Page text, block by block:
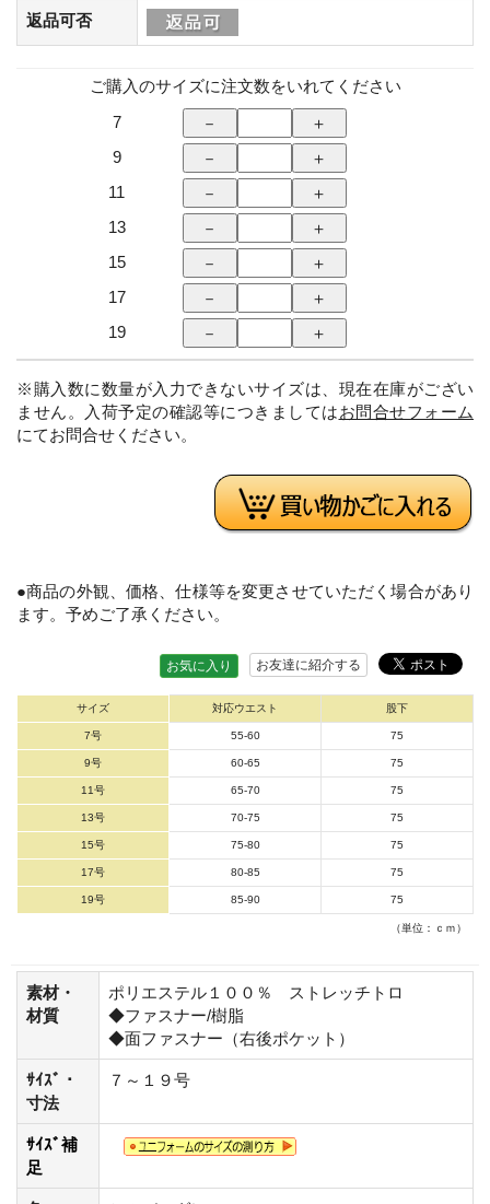
返品可否
ご購入のサイズに注文数をいれてください
7
9
11
13
15
17
19
※購入数に数量が入力できないサイズは、現在在庫がござい
ません。入荷予定の確認等につきましてはお問合せフォーム
にてお問合せください。
●商品の外観、価格、仕様等を変更させていただく場合があり
ます。予めご了承ください。
お友達に紹介する
お気に入り
サイズ 対応ウエスト 股下
7号 55-60 75
9号 60-65 75
11号 65-70 75
13号 70-75 75
15号 75-80 75
17号 80-85 75
19号 85-90 75
（単位：ｃｍ）
素材・
材質
ポリエステル１００％ ストレッチトロ
◆ファスナー/樹脂
◆面ファスナー（右後ポケット）
ｻｲｽﾞ・
寸法
７～１９号
ｻｲｽﾞ補
足